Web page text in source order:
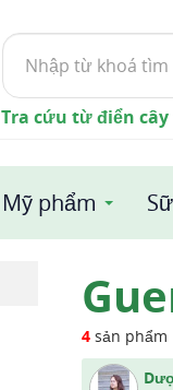
Tìm
kiếm
Tra cứu từ điển
Mỹ phẩm
4sản phẩm